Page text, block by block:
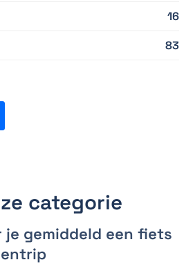
16
83
categorie
je gemiddeld een fiets